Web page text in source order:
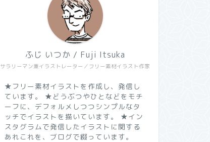
サラリーマン兼イラストレーター／フリー素材イラスト作家
ふじ いつか / Fuji Itsuka
★フリー素材イラストを作成し、発信し
ています。 ★どうぶつやひとなどをモチ
ーフに、デフォルメしつつシンプルなタ
ッチでイラストを描いています。 ★イン
スタグラムで発信したイラストに関する
あれこれを、ブログで綴っています。